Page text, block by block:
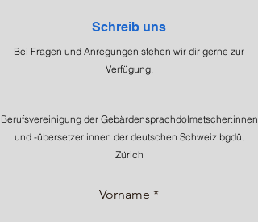
Schreib uns
Bei Fragen und Anregungen stehen wir dir gerne zur
Verfügung.
Berufsvereinigung der Gebärdensprachdolmetscher:innen
und -übersetzer:innen der deutschen Schweiz bgdü,
Zürich
Vorname